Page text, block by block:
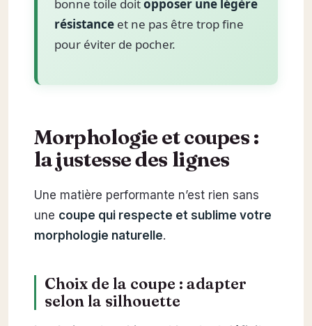
bonne toile doitopposer une légère
résistanceet ne pas être trop fine
pour éviter de pocher.
Morphologie et coupes :
la justesse des lignes
Une matière performante n’est rien sans
une coupe qui respecte et sublime votre
morphologie naturelle.
Choix de la coupe : adapter
selon la silhouette